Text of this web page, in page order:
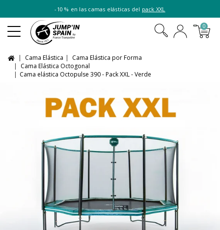
-10 % en las camas elásticas del pack XXL
0
Cama Elástica
Cama Elástica por Forma
Cama Elástica Octogonal
Cama elástica Octopulse 390 - Pack XXL - Verde